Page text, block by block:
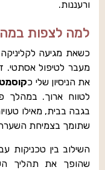
ורעננות.
למה לצפות
כשאת מגיעה
מעבר לטיפול אסתטי.
את הניסיון שלי כ
לטווח ארוך. במהלך
בגבה בבית, מאילו
שתומך בצמיחת
השילוב בין טכניקות
שהופך את תהליך